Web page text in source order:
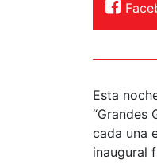
Esta
“Grandes
cada una
inaugural